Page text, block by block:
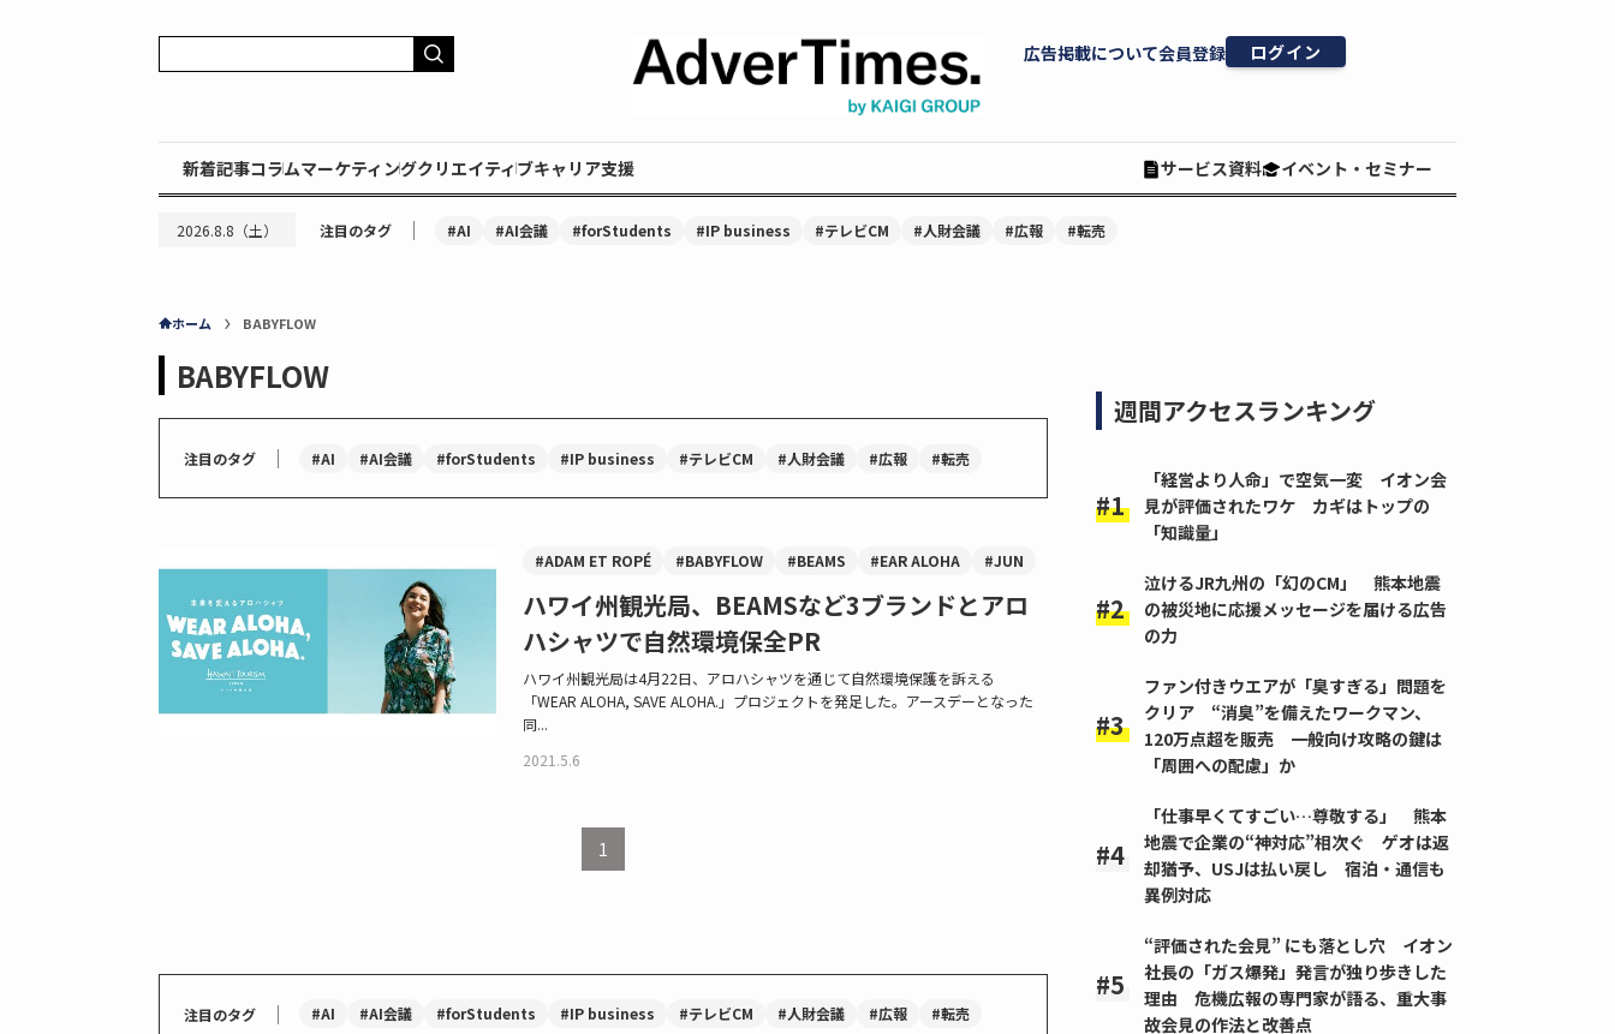
広告掲載について会員登録 ログイン
新着記事コラムマーケティングクリエイティブキャリア支援 サービス資料 イベント・セミナー
2026.8.8（土） 注目のタグ ｜ #AI #AI会議 #forStudents #IP business #テレビCM #人財会議 #広報 #転売
ホーム BABYFLOW
BABYFLOW
注目のタグ ｜ #AI #AI会議 #forStudents #IP business #テレビCM #人財会議 #広報 #転売
#ADAM ET ROPÉ #BABYFLOW #BEAMS #EAR ALOHA #JUN
ハワイ州観光局、BEAMSなど3ブランドとアロ
ハシャツで自然環境保全PR
ハワイ州観光局は4月22日、アロハシャツを通じて自然環境保護を訴える
「WEAR ALOHA, SAVE ALOHA.」プロジェクトを発足した。アースデーとなった
同...
2021.5.6
1
注目のタグ ｜ #AI #AI会議 #forStudents #IP business #テレビCM #人財会議 #広報 #転売
週間アクセスランキング
「経営より人命」で空気一変 イオン会
見が評価されたワケ カギはトップの
「知識量」
泣けるJR九州の「幻のCM」 熊本地震
の被災地に応援メッセージを届ける広告
の力
ファン付きウエアが「臭すぎる」問題を
クリア “消臭”を備えたワークマン、
120万点超を販売 一般向け攻略の鍵は
「周囲への配慮」か
「仕事早くてすごい…尊敬する」 熊本
地震で企業の“神対応”相次ぐ ゲオは返
却猶予、USJは払い戻し 宿泊・通信も
異例対応
“評価された会見” にも落とし穴 イオン
社長の「ガス爆発」発言が独り歩きした
理由 危機広報の専門家が語る、重大事
故会見の作法と改善点